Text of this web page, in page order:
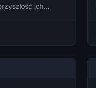
ich
oraz to, jak
w nowej